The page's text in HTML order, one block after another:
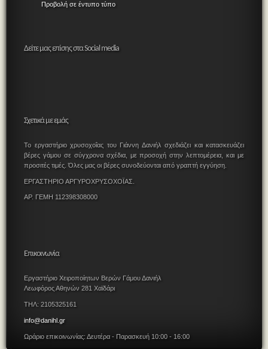
Προβολή σε έντυπο τύπο
Δείτε μας επίσης στα Social media
Σχετικά με εμάς
Το εργαστήριο χρυσοχοΐας του Γιάννη Δανιήλ σχεδιάζει και κατασκευάζει
βέρες γάμου σε σύγχρονα σχέδια, με προσοχή στην λεπτομέρεια, και με
προσιτές τιμές. Όλες μας οι βέρες συνοδεύονται από γραπτή εγγύηση.
ΕΡΓΑΣΤΗΡΙΟ ΑΡΓΥΡΟΧΡΥΣΟΧΟΪΑΣ.
ΑΡ. ΓΕΜΗ 112398308000
Επικοινωνία
Εργαστήριο Χειροποίητων Βερών Γάμου Δανιήλ
Λεωφόρος Αθηνών 281 Χαϊδάρι
ΤΗΛ: 2105325161
info@danihl.gr
Ωράριο επικοινωνίας: Δευτέρα - Παρασκευή 10:00 - 16:00